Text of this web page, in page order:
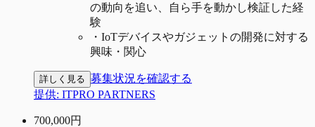
の動向を追い、自ら手を動かし検証した経
験
・ IoTデバイスやガジェットの開発に対する
興味・関心
詳しく見る 募集状況を確認する
提供: ITPRO PARTNERS
700,000円